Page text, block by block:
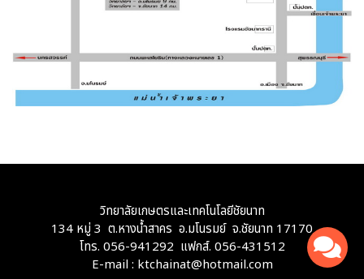
วิทยาลัยเกษตรและเทคโนโลยีชัยนาท
134 หมู่ 3 ต.หางน้ำสาคร อ.มโนรมย์ จ.ชัยนาท 17170
โทร. 056-941292 แฟกส์. 056-431512
E-mail : ktchainat@hotmail.com